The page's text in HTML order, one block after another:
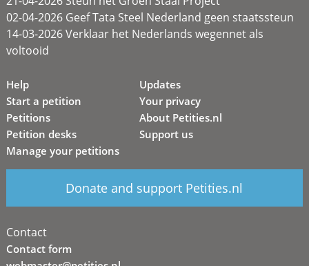
02-04-2026 Geef Tata Steel Nederland geen staatssteun
14-03-2026 Verklaar het Nederlands wegennet als
voltooid
Help
Start a petition
Petitions
Petition desks
Manage your petitions
Updates
Your privacy
About Petities.nl
Support us
Donate and support Petities.nl
Contact
Contact form